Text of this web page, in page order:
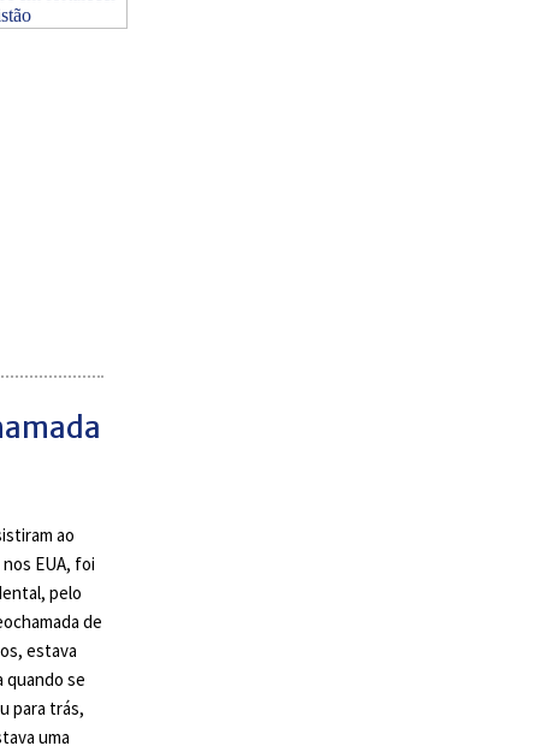
ao
EUA, foi
pelo
de
estava
quando se
para trás,
uma